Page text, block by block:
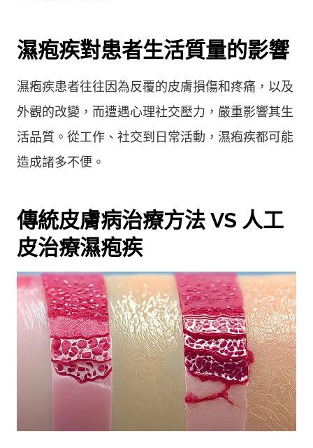
濕疱疾對患者生活質量的影響
濕疱疾患者往往因為反覆的皮膚損傷和疼痛，以及
外觀的改變，而遭遇心理社交壓力，嚴重影響其生
活品質。從工作、社交到日常活動，濕疱疾都可能
造成諸多不便。
傳統皮膚病治療方法 VS 人工
皮治療濕疱疾